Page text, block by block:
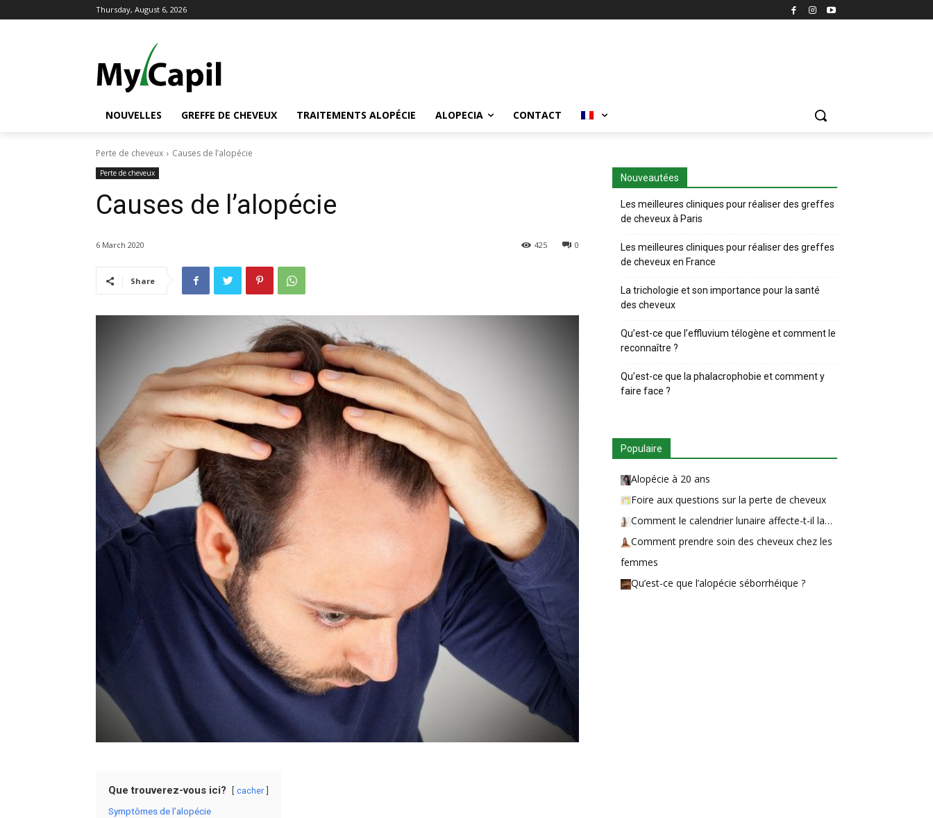
Thursday, August 6, 2026
NOUVELLES GREFFE DE CHEVEUX TRAITEMENTS ALOPÉCIE ALOPECIA CONTACT
Perte de cheveux Causes de l’alopécie
Perte de cheveux
Causes de l’alopécie
6 March 2020 0
425
Share
Que trouverez-vous ici? cacher
Symptômes de l’alopécie
Nouveautées
Les meilleures cliniques pour réaliser des greffes
de cheveux à Paris
Les meilleures cliniques pour réaliser des greffes
de cheveux en France
La trichologie et son importance pour la santé
des cheveux
Qu’est-ce que l’effluvium télogène et comment le
reconnaître ?
Qu’est-ce que la phalacrophobie et comment y
faire face ?
Populaire
Alopécie à 20 ans
Foire aux questions sur la perte de cheveux
Comment le calendrier lunaire affecte-t-il la…
Comment prendre soin des cheveux chez les
femmes
Qu’est-ce que l’alopécie séborrhéique ?